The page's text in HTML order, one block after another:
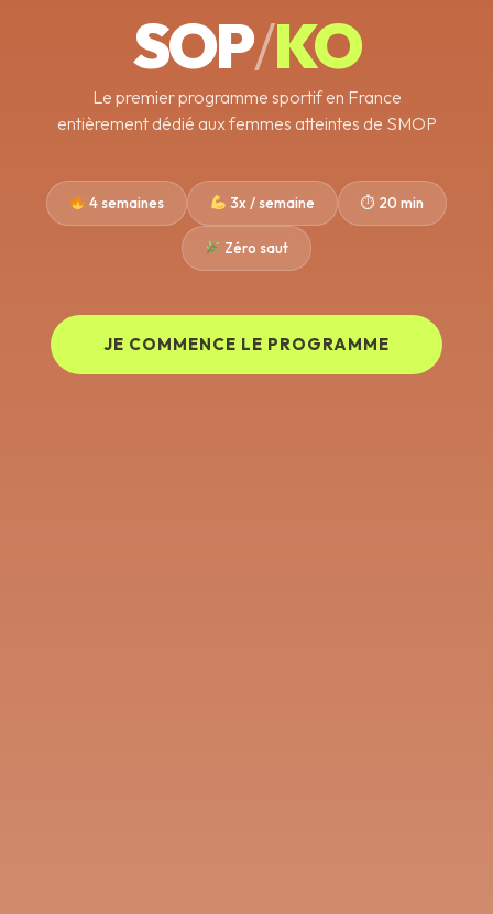
SOP/KO
Le premier programme sportif en France
entièrement dédié aux femmes atteintes de SMOP
4 semaines 3x / semaine ⏱ 20 min
Zéro saut
JE COMMENCE LE PROGRAMME